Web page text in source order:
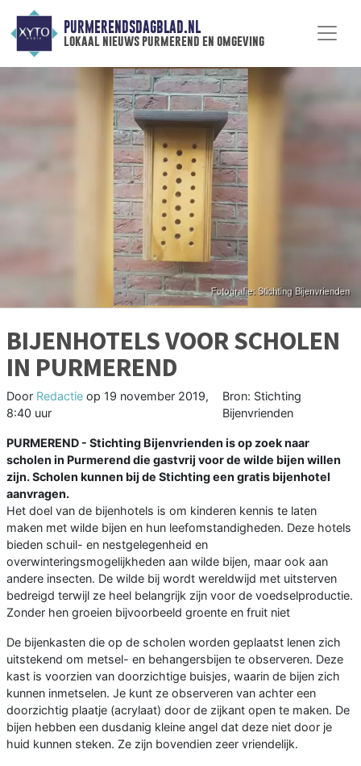
PURMERENDSDAGBLAD.NL
lokaal nieuws purmerend en omgeving
BIJENHOTELS VOOR SCHOLEN
IN PURMEREND
Door Redactie op 19 november 2019,
8:40 uur
Bron: Stichting
Bijenvrienden
PURMEREND - Stichting Bijenvrienden is op zoek naar
scholen in Purmerend die gastvrij voor de wilde bijen willen
zijn. Scholen kunnen bij de Stichting een gratis bijenhotel
aanvragen.
Het doel van de bijenhotels is om kinderen kennis te laten
maken met wilde bijen en hun leefomstandigheden. Deze hotels
bieden schuil- en nestgelegenheid en
overwinteringsmogelijkheden aan wilde bijen, maar ook aan
andere insecten. De wilde bij wordt wereldwijd met uitsterven
bedreigd terwijl ze heel belangrijk zijn voor de voedselproductie.
Zonder hen groeien bijvoorbeeld groente en fruit niet
De bijenkasten die op de scholen worden geplaatst lenen zich
uitstekend om metsel- en behangersbijen te observeren. Deze
kast is voorzien van doorzichtige buisjes, waarin de bijen zich
kunnen inmetselen. Je kunt ze observeren van achter een
doorzichtig plaatje (acrylaat) door de zijkant open te maken. De
bijen hebben een dusdanig kleine angel dat deze niet door je
huid kunnen steken. Ze zijn bovendien zeer vriendelijk.